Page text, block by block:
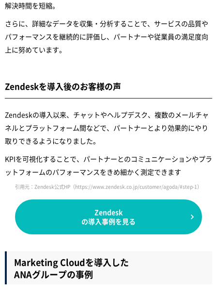
解決時間を短縮。
さらに、詳細なデータを収集・分析することで、サービスの品質や
パフォーマンスを継続的に評価し、パートナーや従業員の満足度向
上に努めています。
Zendeskを導入後のお客様の声
Zendeskの導入以来、チャットやヘルプデスク、複数のメールチャ
ネルとプラットフォーム間などで、パートナーとより効果的にやり
取りできるようになりました。
KPIを可視化することで、パートナーとのコミュニケーションやプラ
ットフォームのパフォーマンスをきめ細かく測定できます
引用元：Zendesk公式HP （https://www.zendesk.co.jp/customer/agoda/#step-1）
Zendesk
の導入事例を見る
Marketing Cloudを導入した
ANAグループの事例